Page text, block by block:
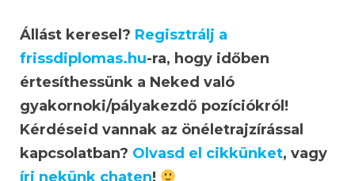
Állást keresel? Regisztrálj a
frissdiplomas.hu-ra, hogy időben
értesíthessünk a Neked való
gyakornoki/pályakezdő pozíciókról!
Kérdéseid vannak az önéletrajzírással
kapcsolatban? Olvasd el cikkünket, vagy
írj nekünk chaten!